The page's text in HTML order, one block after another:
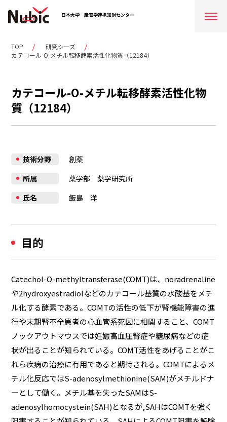
日本大学 産官学連携知財センター
TOP
研究シーズ
カテコール-O-メチル転移酵素活性化物質（12184）
カテコール-O-メチル転移酵素活性化物
質（12184）
技術分野
創薬
所属
薬学部 薬学研究所
氏名
飯島 洋
目的
Catechol-O-methyltransferase(COMT)は、noradrenaline
や2hydroxyestradiolなどのカテコール基質の水酸基をメチ
ル化する酵素である。COMTの活性の低下が腎機能障害の進
行や末期腎不全患者の心血管系死因に相関すること、COMT
ノックアウトマウスでは妊娠高血圧腎症や糖尿病などの症
状が出ることが知られている。COMT活性をあげることがこ
れら疾病の治療に有用であると期待される。COMTによるメ
チル化反応ではS-adenosylmethionine(SAM)がメチルドナ
ーとして働く。メチル基を失ったSAMはS-
adenosylhomocystein(SAH)となるが,SAHはCOMTを強く